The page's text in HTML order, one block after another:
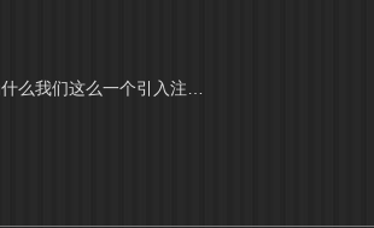
这么一个引入注目，这就是主要原因！